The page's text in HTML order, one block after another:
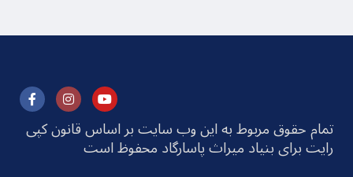
تمام حقوق مربوط به این وب سایت بر اساس قانون کپی
رایت برای بنیاد میراث پاسارگاد محفوظ است